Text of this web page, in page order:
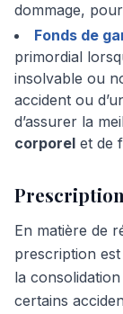
dommage,
Fonds de
primordial
insolvable ou
accident ou
d’assurer la
corporel et de
En matière de
prescription
la
certains